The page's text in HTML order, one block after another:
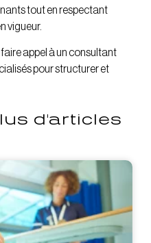
tout en respectant
vigueur.
appel à un consultant
pour structurer et
d'articles